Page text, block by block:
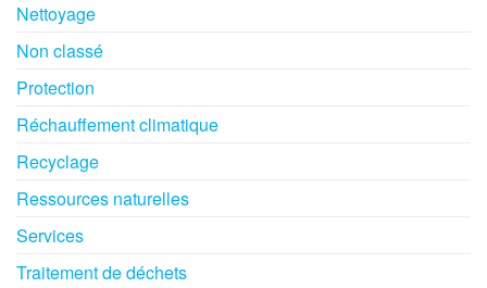
Nettoyage
Non classé
Protection
Réchauffement climatique
Recyclage
Ressources naturelles
Services
Traitement de déchets